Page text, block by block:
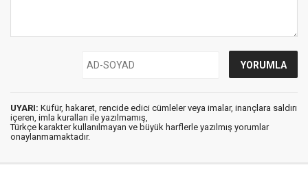
UYARI: Küfür, hakaret, rencide edici cümleler veya imalar, inançlara saldırı
içeren, imla kuralları ile yazılmamış,
Türkçe karakter kullanılmayan ve büyük harflerle yazılmış yorumlar
onaylanmamaktadır.